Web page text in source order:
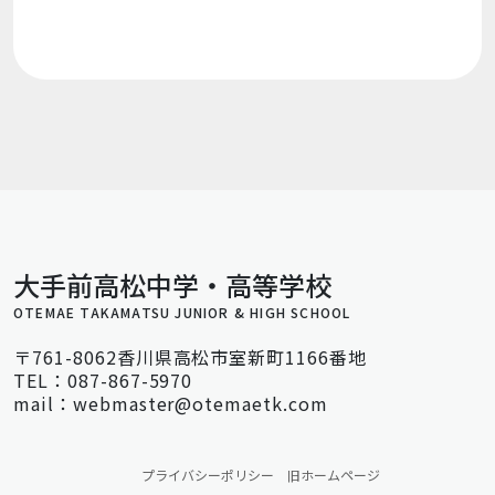
大手前高松中学・高等学校
OTEMAE TAKAMATSU JUNIOR & HIGH SCHOOL
〒761-8062香川県高松市室新町1166番地
TEL：087-867-5970
mail：webmaster@otemaetk.com
プライバシーポリシー 旧ホームページ